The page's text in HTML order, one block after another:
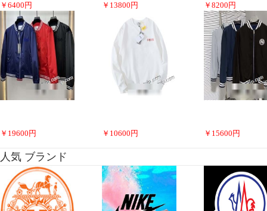
￥ 6400 円 ￥ 13800 円 ￥ 8200 円
￥ 19600 円 ￥ 10600 円 ￥ 15600 円
人気 ブランド